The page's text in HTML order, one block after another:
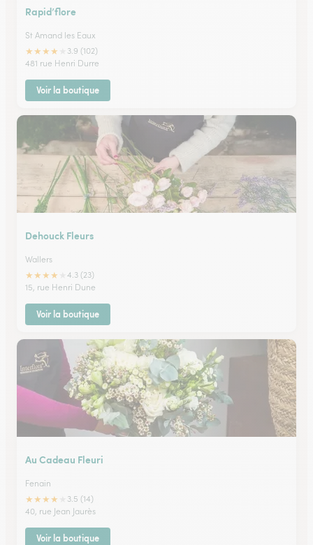
Rapid’flore
St Amand les Eaux
★★★★
3.9 (102)
481 rue Henri Durre
Voir la boutique
Dehouck Fleurs
Wallers
★★★★
4.3 (23)
15, rue Henri Dune
Voir la boutique
Au Cadeau Fleuri
Fenain
★★★★
3.5 (14)
40, rue Jean Jaurès
Voir la boutique